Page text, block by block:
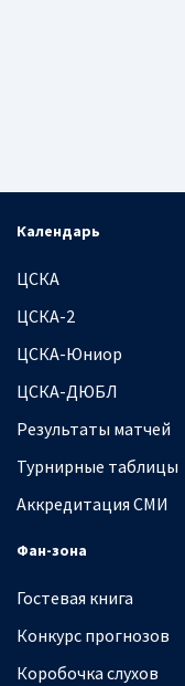
Календарь
ЦСКА
ЦСКА-2
ЦСКА-Юниор
ЦСКА-ДЮБЛ
Результаты матчей
Турнирные таблицы
Аккредитация СМИ
Фан-зона
Гостевая книга
Конкурс прогнозов
Коробочка слухов